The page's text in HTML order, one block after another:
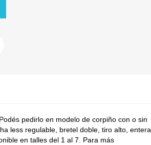
pedirlo en modelo de corpiño con o sin
less regulable, bretel doble, tiro alto, entera
en talles del 1 al 7. Para más